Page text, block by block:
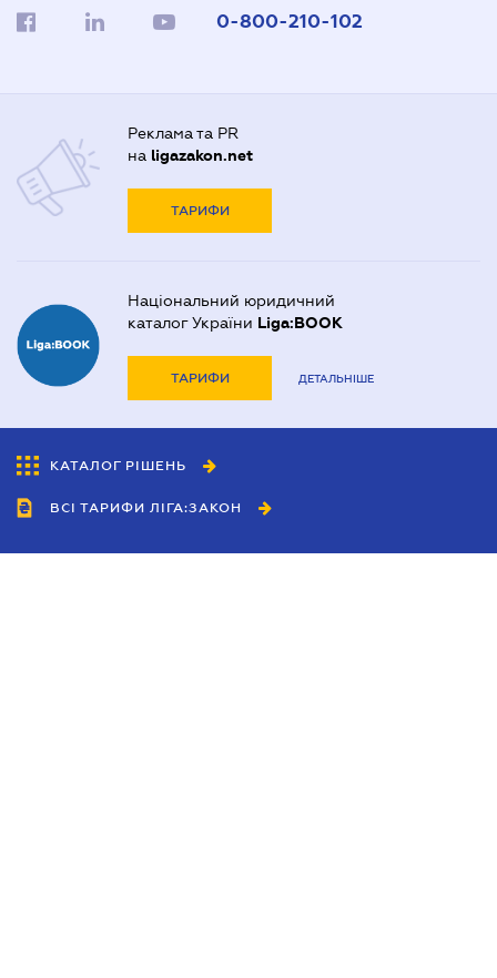
0-800-210-102
Реклама та PR
на ligazakon.net
ТАРИФИ
Національний юридичний
каталог України Liga:BOOK
ТАРИФИ ДЕТАЛЬНІШЕ
КАТАЛОГ РІШЕНЬ
ВСІ ТАРИФИ ЛІГА:ЗАКОН